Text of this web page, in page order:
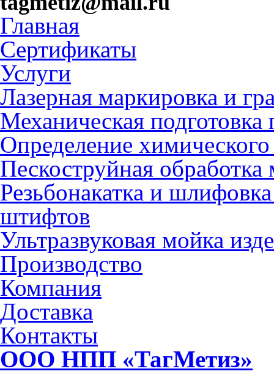
Главная
Сертификаты
Услуги
Лазерная маркировка и
Механическая подготовка
Определение химического
Пескоструйная
Резьбонакатка и
штифтов
Ультразвуковая мойка
Производство
Компания
Доставка
Контакты
ООО НПП «ТагМетиз»